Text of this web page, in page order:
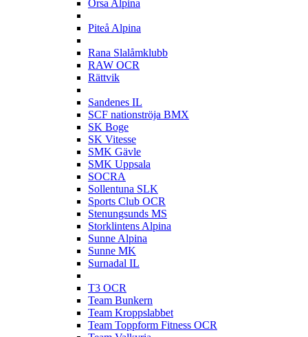
Orsa Alpina
Piteå Alpina
Rana Slalåmklubb
RAW OCR
Rättvik
Sandenes IL
SCF nationströja BMX
SK Boge
SK Vitesse
SMK Gävle
SMK Uppsala
SOCRA
Sollentuna SLK
Sports Club OCR
Stenungsunds MS
Storklintens Alpina
Sunne Alpina
Sunne MK
Surnadal IL
T3 OCR
Team Bunkern
Team Kroppslabbet
Team Toppform Fitness OCR